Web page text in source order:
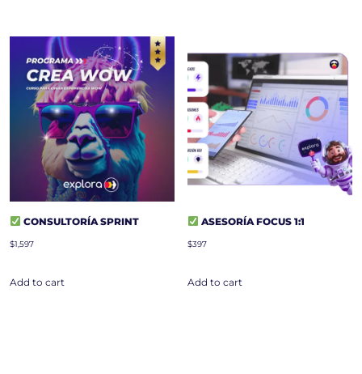
CONSULTORÍA SPRINT
$1,597
Add to cart
ASESORÍA FOCUS 1:1
$397
Add to cart